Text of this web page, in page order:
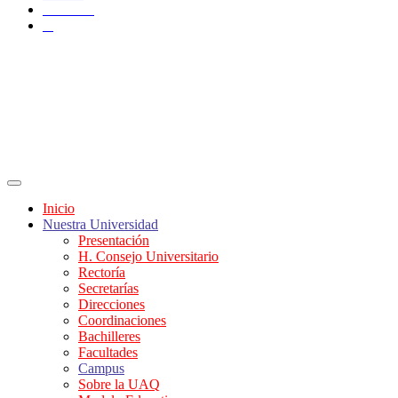
Inicio
Nuestra Universidad
Presentación
H. Consejo Universitario
Rectoría
Secretarías
Direcciones
Coordinaciones
Bachilleres
Facultades
Campus
Sobre la UAQ